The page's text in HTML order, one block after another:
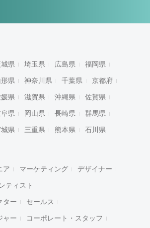
県 埼玉県 広島県 福岡県
県 神奈川県 千葉県 京都府
県 滋賀県 沖縄県 佐賀県
県 岡山県 長崎県 群馬県
県 三重県 熊本県 石川県
ア マーケティング デザイナー
ティスト
ター セールス
ャー コーポレート・スタッフ